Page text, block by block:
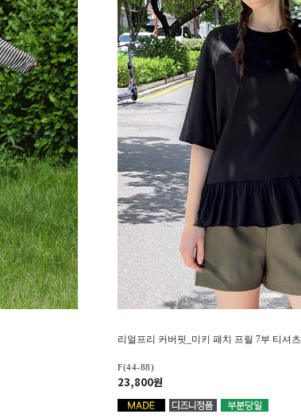
리얼프리 커버핏_미키 패치 프릴 7부 티셔츠
F(44-88)
23,800원